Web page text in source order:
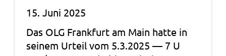
15. Juni 2025
Das OLG Frank­furt am Main hatte in
sei­nem Urteil vom 5.3.2025 — 7 U